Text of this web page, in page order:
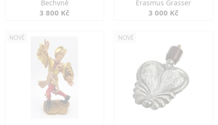
Bechyně
3 800 Kč
Erasmus Grasser
3 000 Kč
NOVÉ NOVÉ